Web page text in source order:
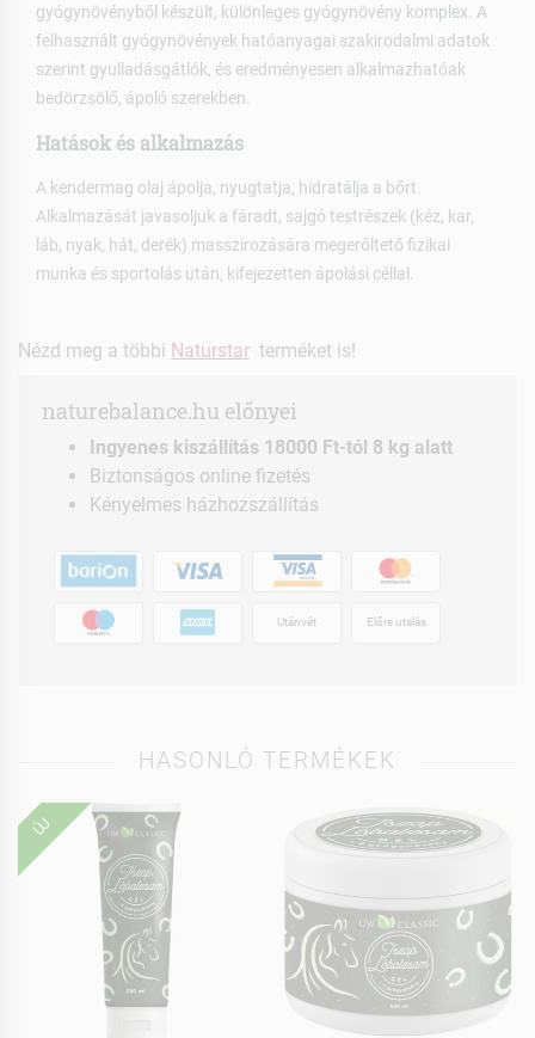
gyógynövényből készült, különleges gyógynövény komplex. A
felhasznált gyógynövények hatóanyagai szakirodalmi adatok
szerint gyulladásgátlók, és eredményesen alkalmazhatóak
bedörzsölő, ápoló szerekben.
Hatások és alkalmazás
A kendermag olaj ápolja, nyugtatja, hidratálja a bőrt.
Alkalmazását javasoljuk a fáradt, sajgó testrészek (kéz, kar,
láb, nyak, hát, derék) masszírozására megerőltető fizikai
munka és sportolás után, kifejezetten ápolási céllal.
Nézd meg a többi Naturstar terméket is!
naturebalance.hu előnyei
Ingyenes kiszállítás 18000 Ft-tól 8 kg alatt
Biztonságos online fizetés
Kényelmes házhozszállítás
Utánvét Előre utalás
HASONLÓ TERMÉKEK
ÚJ